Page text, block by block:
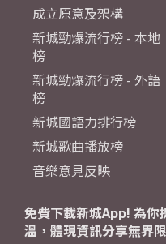
成立原意及架構
新城勁爆流行榜 - 本地
榜
新城勁爆流行榜 - 外語
榜
新城國語力排行榜
新城歌曲播放榜
音樂意見反映
免費下載新城App! 為你
溫，體現資訊分享無界限